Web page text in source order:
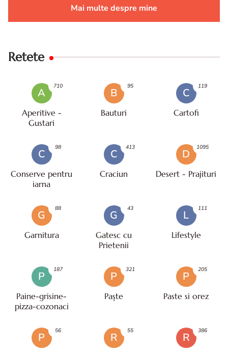
Mai multe despre mine
Retete
A
Aperitive -
Gustari
710
B
Bauturi
95
C
Cartofi
119
C
Conserve pentru
iarna
98
C
Craciun
413
D
Desert - Prajituri
1095
G
Garnitura
88
G
Gatesc cu
Prietenii
43
L
Lifestyle
111
P
Paine-grisine-
pizza-cozonaci
187
P
Paşte
321
P
Paste si orez
205
P
56
R
55
R
386